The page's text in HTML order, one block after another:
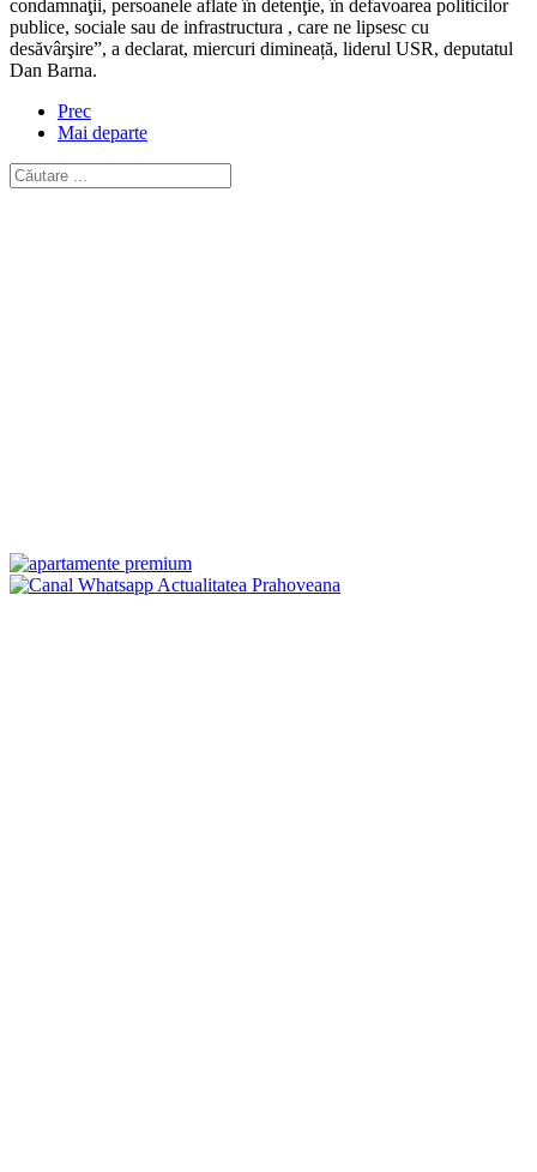
condamnaţii, persoanele aflate în detenţie, în defavoarea politicilor
publice, sociale sau de infrastructura , care ne lipsesc cu
desăvârşire”, a declarat, miercuri dimineață, liderul USR, deputatul
Dan Barna.
Prec
Mai departe